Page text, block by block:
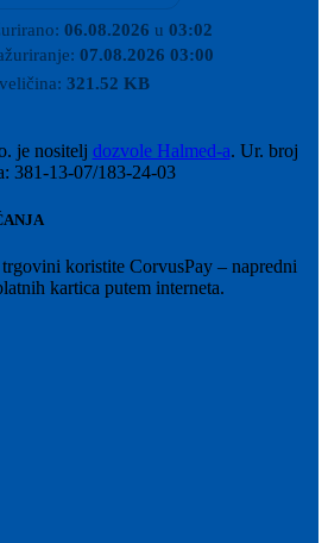
06.08.2026 u 03:02
07.08.2026 03:00
321.52 KB
je nositelj dozvole Halmed-a. Ur. broj
381-13-07/183-24-03
koristite CorvusPay – napredni
kartica putem interneta.